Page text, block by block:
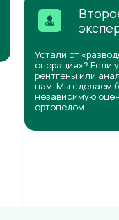
Устали от
операция»? Если
рентгены или
нам. Мы сделаем
независимую
ортопедом.